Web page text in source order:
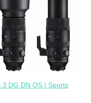
DG DN OS | Sports